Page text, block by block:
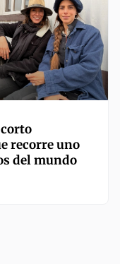
recorre uno
del mundo